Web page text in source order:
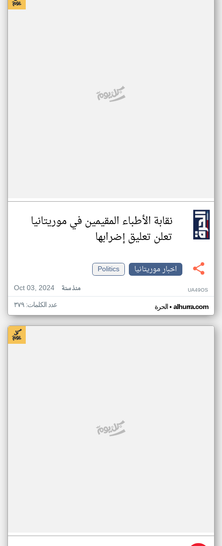
نقابة الأطباء المقيمين في موريتانيا
تعلن تعليق إضرابها
اخبار موريتانيا
Politics
Oct 03, 2024
منذ سنة UA49OS
الحرة• alhurra.com عدد الكلمات: ٣٧٩